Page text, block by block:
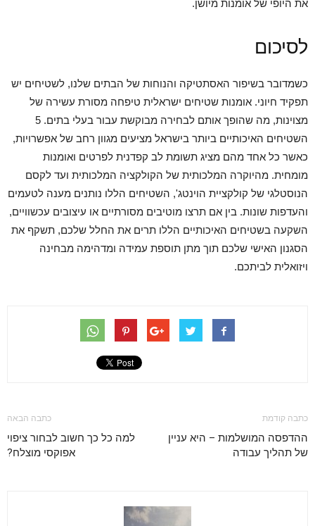
את היופי של אומנות מיושן.
לסיכום
כשמדובר בשיפור האסתטיקה והנוחות של הבתים שלנו, לשטיחים יש
תפקיד חיוני. אומנות שטיחים ישראלית טיפחה מסורת עשירה של
מצוינות, מה שהופך אותם לבחירה מבוקשת עבור בעלי בתים. 5
השטיחים האיכותיים ביותר בישראל מציעים מגוון רחב של אפשרויות,
כאשר כל אחד מהם מציג תשומת לב קפדנית לפרטים ואומנות
מומחית. מהיוקרה המלכותית של הקולקציה המלכותית ועד לקסם
הנוסטלגי של קולקציית הוינטג', השטיחים הללו נותנים מענה לטעמים
והעדפות שונות. בין אם תרצו מוטיבים מסורתיים או עיצובים עכשוויים,
השקעה בשטיחים האיכותיים הללו תרים את החלל שלכם, תשקף את
הסגנון האישי שלכם תוך מתן תוספת עמידה ומדהימה מבחינה
ויזואלית לביתכם.
כתבה קודמת
ההדפסה המושלמות – היא עניין
של תהליך עבודה
כתבה הבאה
למה כל כך חשוב לבחור ציפוי
אפוקסי מוצלח?